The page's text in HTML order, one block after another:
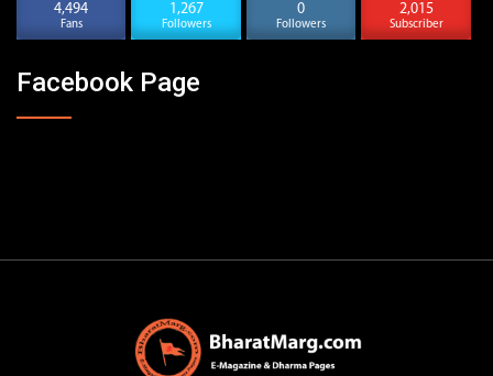
4,494
Fans
1,267
Followers
0
Followers
2,015
Subscriber
Facebook Page